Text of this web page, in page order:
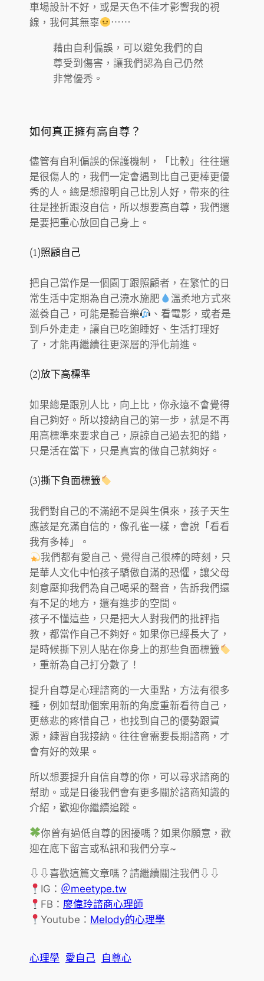
車場設計不好，或是天色不佳才影響我的視
線，我何其無辜
⋯⋯
藉由自利偏誤，可以避免我們的自
尊受到傷害，讓我們認為自己仍然
非常優秀。
如何真正擁有高自尊？
儘管有自利偏誤的保護機制，「比較」往往還
是很傷人的，我們一定會遇到比自己更棒更優
秀的人。總是想證明自己比別人好，帶來的往
往是挫折跟沒自信，所以想要高自尊，我們還
是要把重心放回自己身上。
(1)照顧自己
把自己當作是一個園丁跟照顧者，在繁忙的日
常生活中定期為自己澆水施肥
溫柔地方式來
滋養自己，可能是聽音樂
、看電影，或者是
到戶外走走，讓自已吃飽睡好、生活打理好
了，才能再繼續往更深層的淨化前進。
(2)放下高標準
如果總是跟別人比，向上比，你永遠不會覺得
自己夠好。所以接納自己的第一步，就是不再
用高標準來要求自己，原諒自己過去犯的錯，
只是活在當下，只是真實的做自己就夠好。
(3)撕下負面標籤
我們對自己的不滿絕不是與生俱來，孩子天生
應該是充滿自信的，像孔雀一樣，會說「看看
我有多棒」。
我們都有愛自己、覺得自己很棒的時刻，只
是華人文化中怕孩子驕傲自滿的恐懼，讓父母
刻意壓抑我們為自己喝采的聲音，告訴我們還
有不足的地方，還有進步的空間。
孩子不懂這些，只是把大人對我們的批評指
教，都當作自己不夠好。如果你已經長大了，
是時候撕下別人貼在你身上的那些負面標籤
，重新為自己打分數了！
提升自尊是心理諮商的一大重點，方法有很多
種，例如幫助個案用新的角度重新看待自己，
更慈悲的疼惜自己，也找到自己的優勢跟資
源，練習自我接納。往往會需要長期諮商，才
會有好的效果。
所以想要提升自信自尊的你，可以尋求諮商的
幫助。或是日後我們會有更多關於諮商知識的
介紹，歡迎你繼續追蹤。
你曾有過低自尊的困擾嗎？如果你願意，歡
迎在底下留言或私訊和我們分享~
⇩⇩喜歡這篇文章嗎？請繼續關注我們⇩⇩
IG： ＠meetype.tw
FB： 廖偉玲諮商心理師
Youtube： Melody的心理學
心理學 愛自己 自尊心